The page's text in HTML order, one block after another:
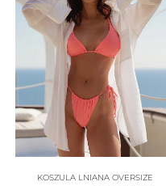
KOSZULA LNIANA OVERSIZE